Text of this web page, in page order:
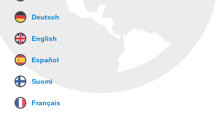
Deutsch
English
Español
Suomi
Français